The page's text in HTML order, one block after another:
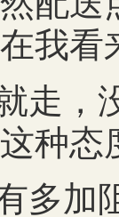
我看
走，
种态
多加